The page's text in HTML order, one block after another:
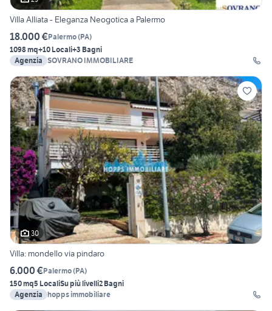
Villa Alliata - Eleganza Neogotica a Palermo
18.000 €Palermo(PA)
1098 mq+10 Locali+3 Bagni
Agenzia SOVRANO IMMOBILIARE
30
Villa: mondello via pindaro
6.000 €Palermo(PA)
150 mq5 LocaliSu più livelli2 Bagni
Agenzia hopps immobiliare